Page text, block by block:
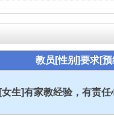
教员[性别]要求[
[女生]有家教经验，有责任